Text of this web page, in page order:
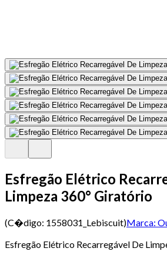
Esfregão Elétrico
Limpeza 360° Giratório
(C�digo: 1558031_Lebiscuit)Marca:
Esfregão Elétrico Recarregável De